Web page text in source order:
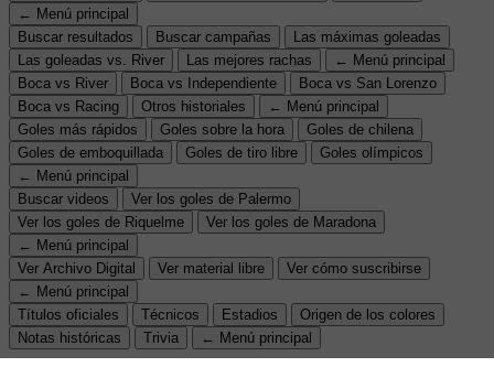
← Menú principal
Buscar resultados
Buscar campañas
Las máximas goleadas
Las goleadas vs. River
Las mejores rachas
← Menú principal
Boca vs River
Boca vs Independiente
Boca vs San Lorenzo
Boca vs Racing
Otros historiales
← Menú principal
Goles más rápidos
Goles sobre la hora
Goles de chilena
Goles de emboquillada
Goles de tiro libre
Goles olímpicos
← Menú principal
Buscar videos
Ver los goles de Palermo
Ver los goles de Riquelme
Ver los goles de Maradona
← Menú principal
Ver Archivo Digital
Ver material libre
Ver cómo suscribirse
← Menú principal
Títulos oficiales
Técnicos Estadios
Origen de los colores
Notas históricas
Trivia ← Menú principal